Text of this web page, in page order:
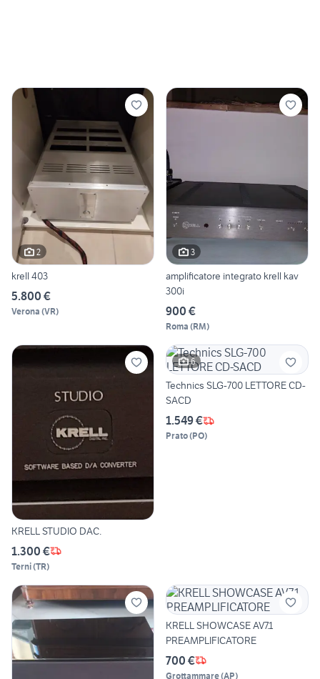
2
krell 403
5.800 €
Verona (VR)
3
amplificatore integrato krell kav
300i
900 €
Roma (RM)
KRELL STUDIO DAC.
1.300 €
Terni(TR)
6
Technics SLG-700 LETTORE CD-
SACD
1.549 €
Prato(PO)
KRELL SHOWCASE AV7.1
PREAMPLIFICATORE
700 €
Grottammare(AP)